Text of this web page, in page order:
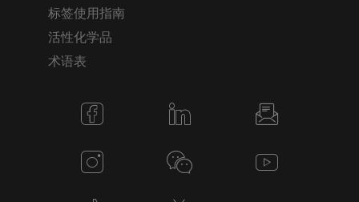
标签使用指南
活性化学品
术语表